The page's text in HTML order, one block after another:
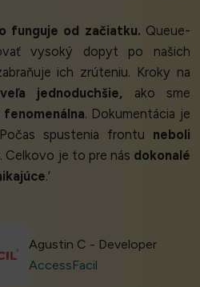
funguje od začiatku. Queue-
vysoký dopyt po našich
ich zrúteniu. Kroky na
jednoduchšie, ako sme
fenomenálna. Dokumentácia je
spustenia frontu neboli
. Celkovo je to pre nás dokonalé
.’
Agustin C - Developer
AccessFacil